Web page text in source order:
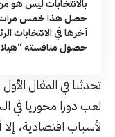
بالانتخابات ليس
حصل هذا خمس مرات
آخرها في الانتخابات
حصول منافسته
تحدثنا في المقال
لعب دورا محوريا في
لأسباب اقتصادية، إلا